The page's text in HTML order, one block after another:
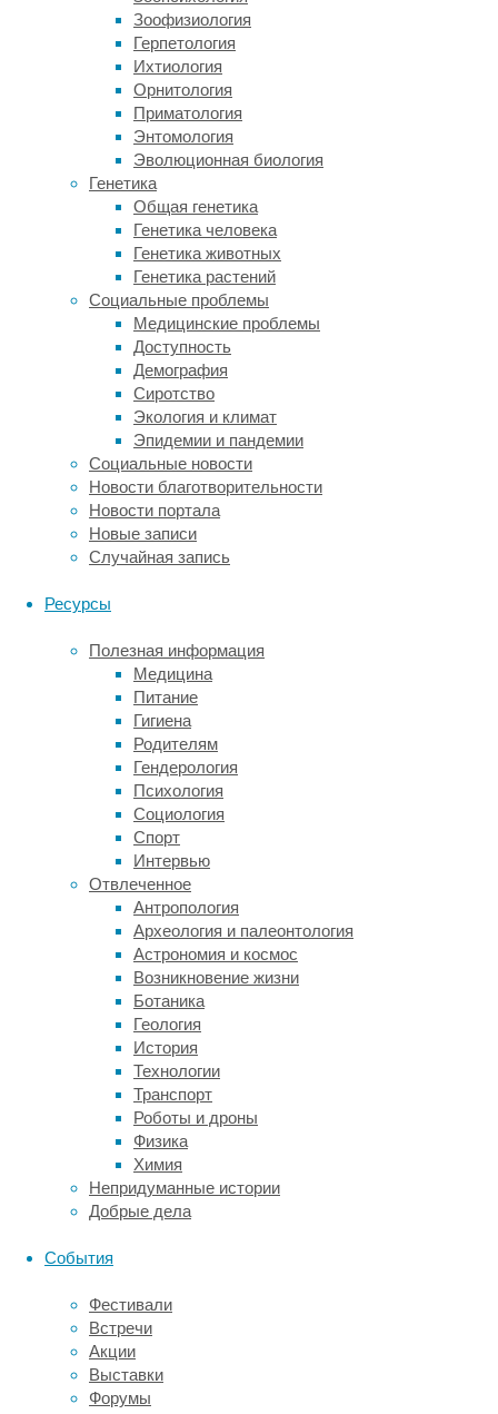
Зоофизиология
Герпетология
Ихтиология
Орнитология
Приматология
Энтомология
Эволюционная биология
Генетика
Общая генетика
Генетика человека
Генетика животных
Генетика растений
Социальные проблемы
Медицинские проблемы
Доступность
Демография
Сиротство
Экология и климат
Эпидемии и пандемии
Социальные новости
Новости благотворительности
Новости портала
Новые записи
Случайная запись
Ресурсы
Полезная информация
Медицина
Питание
Гигиена
Родителям
Гендерология
Психология
Социология
Спорт
Интервью
Отвлеченное
Антропология
Археология и палеонтология
Астрономия и космос
Возникновение жизни
Ботаника
Геология
История
Технологии
Транспорт
Роботы и дроны
Физика
Химия
Непридуманные истории
Добрые дела
События
Фестивали
Встречи
Акции
Выставки
Форумы
клинических
испытаний
медицинских
изделий».
Потребность
лечении
методом
целенаправленного
точечного
воздействия
на
ДНК
России
достигает
800
человек
год;
этим
пациентам
требуется
трансплантация
мозга.
институте
проводится
ретроспективное
исследование
участием
пациентов
со
всей
России
для
анализа
эффективности
лечения
пациентов
ВИЧ
лимфомами.
Среди
73
наблюдаемых
преобладают
больные
с
лимфомами.
выживаемость
этих
пациентов
составляет
64%.